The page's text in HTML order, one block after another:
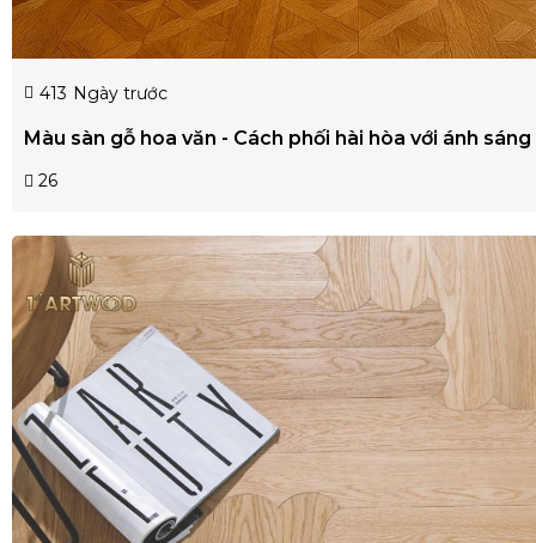
413 Ngày trước
Màu sàn gỗ hoa văn - Cách phối hài hòa với ánh
26